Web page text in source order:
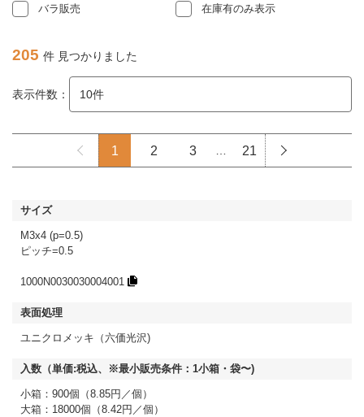
バラ販売 在庫有のみ表示
205 件 見つかりました
表示件数：
1 2 3 21
M3x4 (p=0.5)
ピッチ=0.5
1000N0030030004001
ユニクロメッキ（六価光沢)
小箱：900個（8.85円／個）
大箱：18000個（8.42円／個）